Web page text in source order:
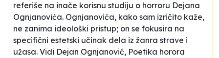
referiše na inače korisnu studiju o horroru Dejana
Ognjanovića. Ognjanovića, kako sam izričito kaže,
ne zanima ideološki pristup; on se fokusira na
specifični estetski učinak dela iz žanra strave i
užasa. Vidi Dejan Ognjanović, Poetika horora